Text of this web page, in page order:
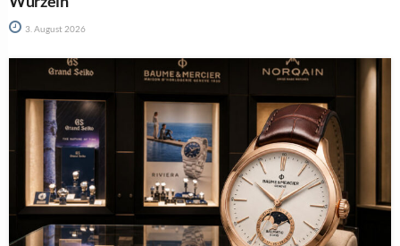
3. August 2026